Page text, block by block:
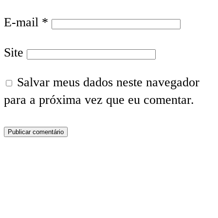
E-mail *
Site
Salvar meus dados neste navegador
para a próxima vez que eu comentar.